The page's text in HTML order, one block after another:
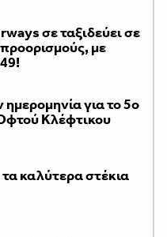
σε ταξιδεύει σε
με
για το 5ο
Κλέφτικου
καλύτερα στέκια